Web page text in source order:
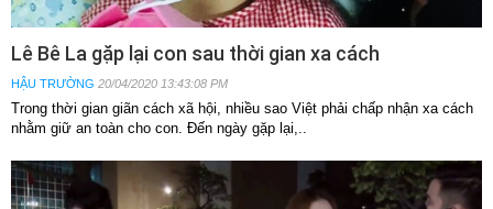
Lê Bê La gặp lại con sau thời gian xa cách
HẬU TRƯỜNG 20/04/2020 13:43:08 PM
Trong thời gian giãn cách xã hội, nhiều sao Việt phải chấp nhận xa cách
nhằm giữ an toàn cho con. Đến ngày gặp lại,..